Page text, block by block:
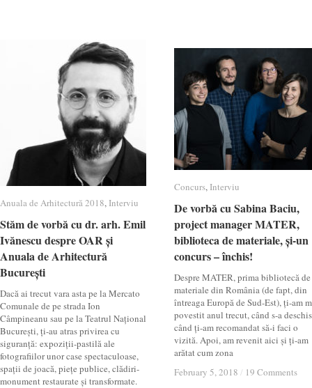
Anuala de Arhitectură 2018, Interviu
Stăm de vorbă cu dr. arh. Emil
Ivănescu despre OAR și
Anuala de Arhitectură
București
Dacă ai trecut vara asta pe la Mercato
Comunale de pe strada Ion
Câmpineanu sau pe la Teatrul Național
București, ți-au atras privirea cu
siguranță: expoziții-pastilă ale
fotografiilor unor case spectaculoase,
spații de joacă, piețe publice, clădiri-
monument restaurate și transformate.
Anuala de Arhitectură 2018 Interviu
Stăm de vorbă cu dr. arh. Emil
Ivănescu despre OAR și
Anuala de Arhitectură
București
Concurs, Interviu
De vorbă cu Sabina Baciu,
project manager MATER,
biblioteca de materiale, și-un
concurs – închis!
Despre MATER, prima bibliotecă de
materiale din România (de fapt, din
întreaga Europă de Sud-Est), ți-am
povestit anul trecut, când s-a
când ți-am recomandat să-i faci o
vizită. Apoi, am revenit aici și ți-am
arătat cum zona
February 5, 2018 / 19 Comments
Concurs Interviu
De vorbă cu Sabina Baciu,
project manager MATER,
biblioteca de materiale, și-un
concurs – închis!
February 5, 2018 / 19 Comments